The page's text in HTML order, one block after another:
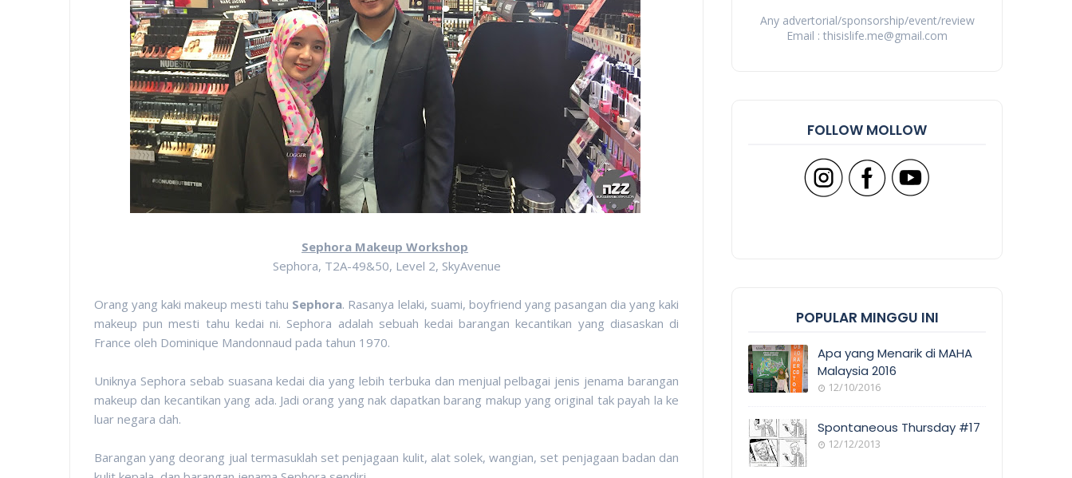
Sephora Makeup Workshop
Sephora, T2A-49&50, Level 2, SkyAvenue
Orang yang kaki makeup mesti tahu Sephora. Rasanya lelaki, suami, boyfriend yang pasangan dia yang kaki
makeup pun mesti tahu kedai ni. Sephora adalah sebuah kedai barangan kecantikan yang diasaskan di
France oleh Dominique Mandonnaud pada tahun 1970.
Uniknya Sephora sebab suasana kedai dia yang lebih terbuka dan menjual pelbagai jenis jenama barangan
makeup dan kecantikan yang ada. Jadi orang yang nak dapatkan barang makup yang original tak payah la ke
luar negara dah.
Barangan yang deorang jual termasuklah set penjagaan kulit, alat solek, wangian, set penjagaan badan dan
Any advertorial/sponsorship/event/review
Email : thisislife.me@gmail.com
FOLLOW MOLLOW
POPULAR MINGGU INI
Apa yang Menarik di MAHA
Malaysia 2016
12/10/2016
Spontaneous Thursday #17
12/12/2013